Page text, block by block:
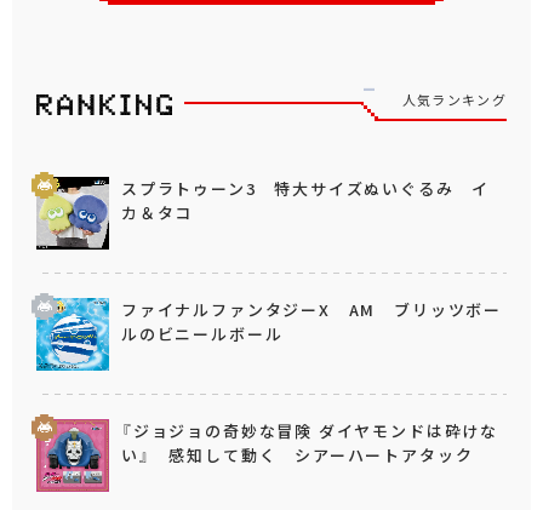
人気ランキング
スプラトゥーン3 特大サイズぬいぐるみ イ
カ＆タコ
ファイナルファンタジーX AM ブリッツボー
ルのビニールボール
『ジョジョの奇妙な冒険 ダイヤモンドは砕けな
い』 感知して動く シアーハートアタック